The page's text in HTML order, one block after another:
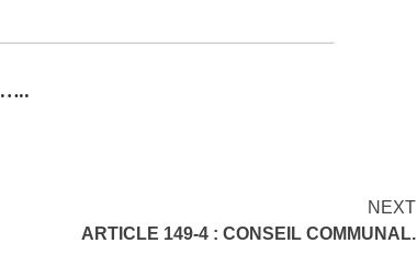
NEXT
ARTICLE 149-4 : CONSEIL COMMUNAL.